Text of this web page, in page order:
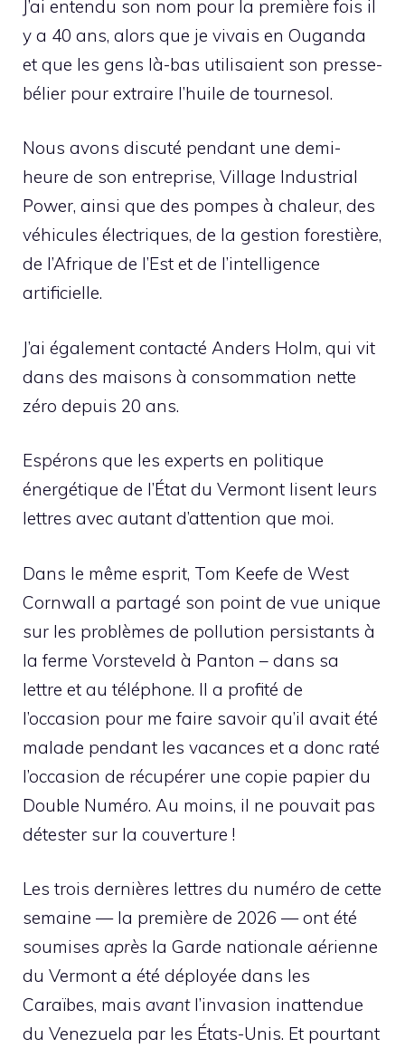
J’ai entendu son nom pour la première fois il
y a 40 ans, alors que je vivais en Ouganda
et que les gens là-bas utilisaient son presse-
bélier pour extraire l’huile de tournesol.
Nous avons discuté pendant une demi-
heure de son entreprise, Village Industrial
Power, ainsi que des pompes à chaleur, des
véhicules électriques, de la gestion forestière,
de l’Afrique de l’Est et de l’intelligence
artificielle.
J’ai également contacté Anders Holm, qui vit
dans des maisons à consommation nette
zéro depuis 20 ans.
Espérons que les experts en politique
énergétique de l’État du Vermont lisent leurs
lettres avec autant d’attention que moi.
Dans le même esprit, Tom Keefe de West
Cornwall a partagé son point de vue unique
sur les problèmes de pollution persistants à
la ferme Vorsteveld à Panton – dans sa
lettre et au téléphone. Il a profité de
l’occasion pour me faire savoir qu’il avait été
malade pendant les vacances et a donc raté
l’occasion de récupérer une copie papier du
Double Numéro. Au moins, il ne pouvait pas
détester sur la couverture !
Les trois dernières lettres du numéro de cette
semaine — la première de 2026 — ont été
soumises après la Garde nationale aérienne
du Vermont a été déployée dans les
Caraïbes, mais avantl’invasion inattendue
du Venezuela par les États-Unis. Et pourtant